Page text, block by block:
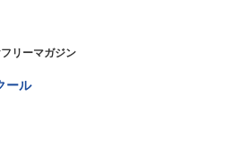
リーマガジン
ール